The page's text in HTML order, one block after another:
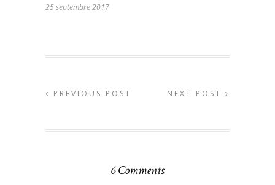
25 septembre 2017
PREVIOUS POST NEXT POST
6 Comments